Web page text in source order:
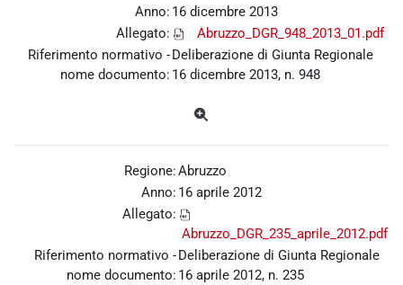
Anno: 16 dicembre 2013
Allegato:
Abruzzo_DGR_948_2013_01.pdf
Riferimento normativo -
nome documento:
Deliberazione di Giunta Regionale
16 dicembre 2013, n. 948
Regione:Abruzzo
Anno: 16 aprile 2012
Allegato:
Abruzzo_DGR_235_aprile_2012.pdf
Riferimento normativo -
nome documento:
Deliberazione di Giunta Regionale
16 aprile 2012, n. 235